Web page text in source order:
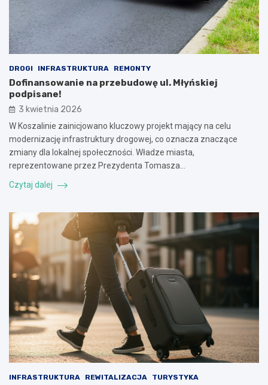
DROGI INFRASTRUKTURA REMONTY
Dofinansowanie na przebudowę ul. Młyńskiej
podpisane!
3 kwietnia 2026
W Koszalinie zainicjowano kluczowy projekt mający na celu
modernizację infrastruktury drogowej, co oznacza znaczące
zmiany dla lokalnej społeczności. Władze miasta,
reprezentowane przez Prezydenta Tomasza…
Czytaj dalej
INFRASTRUKTURA REWITALIZACJA TURYSTYKA